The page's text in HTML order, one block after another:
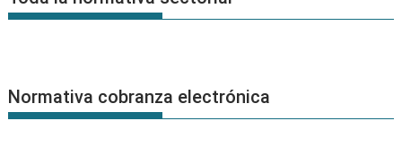
Normativa cobranza electrónica